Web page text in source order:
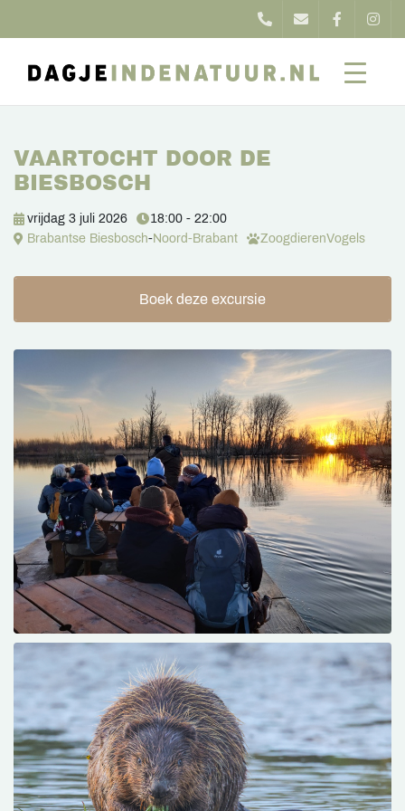
VAARTOCHT DOOR DE
BIESBOSCH
vrijdag 3 juli 2026
18:00 - 22:00
Brabantse Biesbosch-Noord-Brabant ZoogdierenVogels
Boek deze excursie